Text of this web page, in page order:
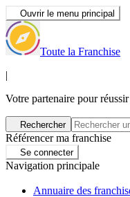
Ouvrir le menu principal
Toute la Franchise
|
Votre partenaire pour
Rechercher
Référencer ma franchise
Se connecter
Navigation principale
Annuaire des